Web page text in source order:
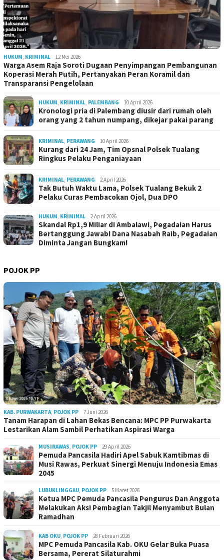
HUKUM, KRIMINAL 12 Mei 2026
Warga Asem Raja Soroti Dugaan Penyimpangan Pembangunan
Koperasi Merah Putih, Pertanyakan Peran Koramil dan
Transparansi Pengelolaan
HUKUM, KRIMINAL, PALEMBANG 10 April 2026
Kronologi pria di Palembang diusir dari rumah oleh
orang yang 2 tahun numpang, dikejar pakai parang
KRIMINAL, PERAWANG 10 April 2026
Kurang dari 24 Jam, Tim Opsnal Polsek Tualang
Ringkus Pelaku Penganiayaan
KRIMINAL, PERAWANG 2 April 2026
Tak Butuh Waktu Lama, Polsek Tualang Bekuk 2
Pelaku Curas Pembacokan Ojol, Dua DPO
HUKUM, KRIMINAL 2 April 2026
Skandal Rp1,9 Miliar di Ambalawi, Pegadaian Harus
Bertanggung Jawab! Dana Nasabah Raib, Pegadaian
Diminta Jangan Bungkam!
POJOK PP
KAB. PURWAKARTA, POJOK PP 7 Juni 2026
Tanam Harapan di Lahan Bekas Bencana: MPC PP Purwakarta
Lestarikan Alam Sambil Perhatikan Aspirasi Warga
MUSIRAWAS, POJOK PP 29 April 2026
Pemuda Pancasila Hadiri Apel Sabuk Kamtibmas di
Musi Rawas, Perkuat Sinergi Menuju Indonesia Emas
2045
LUBUKLINGGAU, POJOK PP 5 Maret 2026
Ketua MPC Pemuda Pancasila Pengurus Dan Anggota
Melakukan Aksi Pembagian Takjil Menyambut Bulan
Ramadhan
KAB OKU, POJOK PP 28 Februari 2026
MPC Pemuda Pancasila Kab. OKU Gelar Buka Puasa
Bersama, Pererat Silaturahmi